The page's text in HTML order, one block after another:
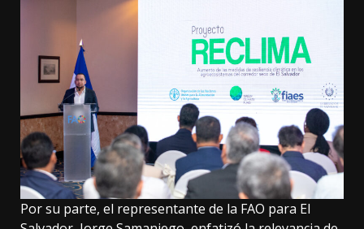
Por su parte, el representante de la FAO para El